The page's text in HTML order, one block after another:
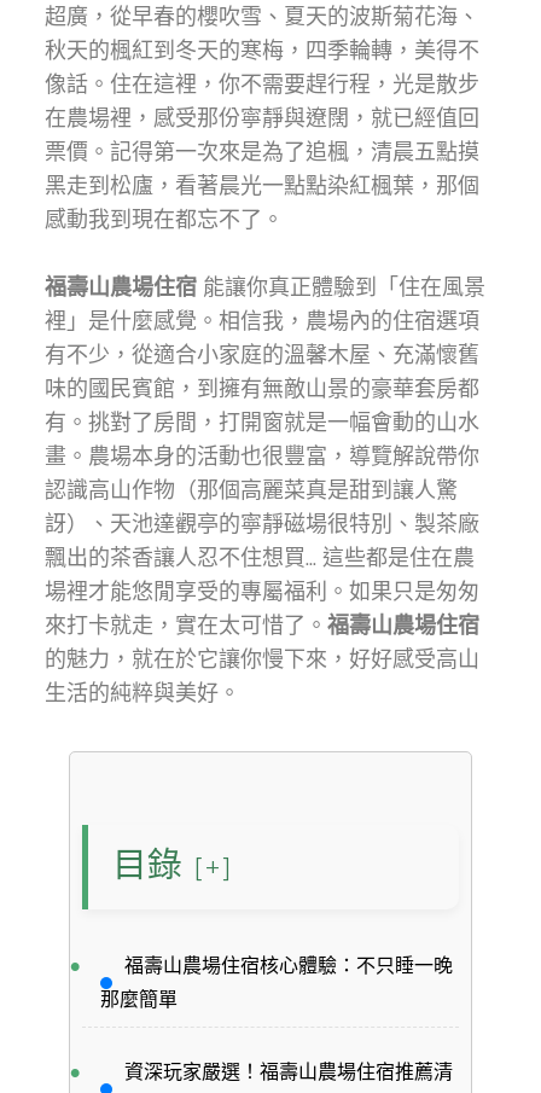
超廣，從早春的櫻吹雪、夏天的波斯菊花海、
秋天的楓紅到冬天的寒梅，四季輪轉，美得不
像話。住在這裡，你不需要趕行程，光是散步
在農場裡，感受那份寧靜與遼闊，就已經值回
票價。記得第一次來是為了追楓，清晨五點摸
黑走到松廬，看著晨光一點點染紅楓葉，那個
感動我到現在都忘不了。
福壽山農場住宿 能讓你真正體驗到「住在風景
裡」是什麼感覺。相信我，農場內的住宿選項
有不少，從適合小家庭的溫馨木屋、充滿懷舊
味的國民賓館，到擁有無敵山景的豪華套房都
有。挑對了房間，打開窗就是一幅會動的山水
畫。農場本身的活動也很豐富，導覽解說帶你
認識高山作物（那個高麗菜真是甜到讓人驚
訝）、天池達觀亭的寧靜磁場很特別、製茶廠
飄出的茶香讓人忍不住想買... 這些都是住在農
場裡才能悠閒享受的專屬福利。如果只是匆匆
來打卡就走，實在太可惜了。福壽山農場住宿
的魅力，就在於它讓你慢下來，好好感受高山
生活的純粹與美好。
目錄 [+]
福壽山農場住宿核心體驗：不只睡一晚
那麼簡單
資深玩家嚴選！福壽山農場住宿推薦清